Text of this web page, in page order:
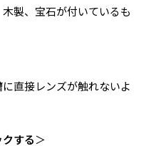
製、宝石が付いているも
直接レンズが触れないよ
する＞